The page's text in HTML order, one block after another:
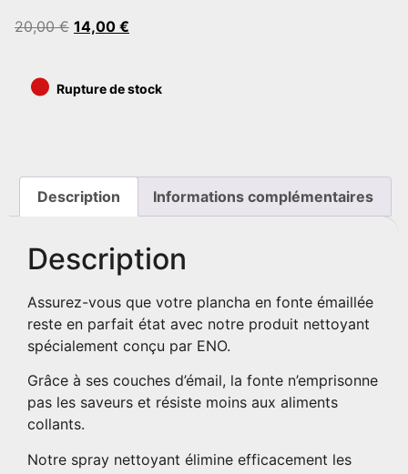
20,00€ 14,00 €
• Rupture de stock
Description Informations complémentaires
Description
Assurez-vous que votre plancha en fonte émaillée
reste en parfait état avec notre produit nettoyant
spécialement conçu par ENO.
Grâce à ses couches d’émail, la fonte n’emprisonne
pas les saveurs et résiste moins aux aliments
collants.
Notre spray nettoyant élimine efficacement les